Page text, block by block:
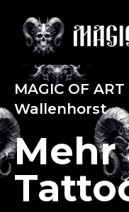
MAGIC OF
Wallenhorst
Mehr